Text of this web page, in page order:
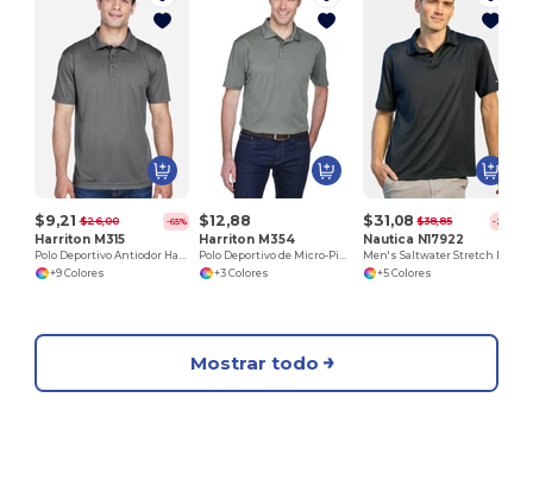
$9,21 $26,00 -65%
Harriton M315
Polo Deportivo Antiodor Harriton
+9 Colores
$12,88
Harriton M354
Polo Deportivo de Micro-Piqué para Hombre
+3 Colores
$31,08 $38,85 -20%
Nautica N17922
+5 Colores
Mostrar todo